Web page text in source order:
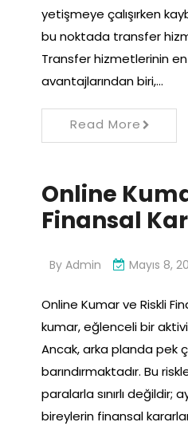
yetişmeye çalışırken
bu noktada transfer
Transfer hizmetlerinin
avantajlarından biri,…
Read More
Online
Finansal
By Admin Mayıs 8,
Online Kumar ve Riskli
kumar, eğlenceli bir
Ancak, arka planda pek
barındırmaktadır. Bu
paralarla sınırlı değildir;
bireylerin finansal